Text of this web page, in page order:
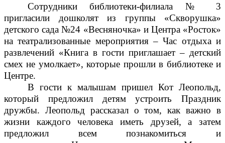
Сотрудники библиотеки-филиала № 3
пригласили дошколят из группы «Скворушка»
детского сада №24 «Весняночка» и Центра «Росток»
на театрализованные мероприятия – Час отдыха и
развлечений «Книга в гости приглашает – детский
смех не умолкает», которые прошли в библиотеке и
Центре.
В гости к малышам пришел Кот Леопольд,
который предложил детям устроить Праздник
дружбы. Леопольд рассказал о том, как важно в
жизни каждого человека иметь друзей, а затем
предложил всем познакомиться и